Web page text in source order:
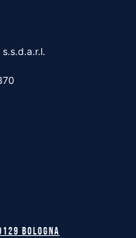
BOLOGNA